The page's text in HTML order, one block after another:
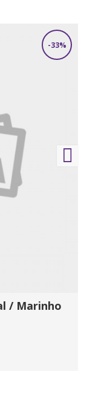
-33%
/ Marinho